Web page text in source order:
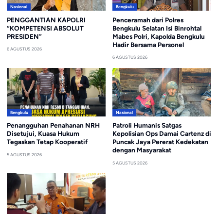
Nasional
PENGGANTIAN KAPOLRI
“KOMPETENSI ABSOLUT
PRESIDEN”
6 AGUSTUS 2026
Bengkulu
Penceramah dari Polres
Bengkulu Selatan Isi Binrohtal
Mabes Polri, Kapolda Bengkulu
Hadir Bersama Personel
6 AGUSTUS 2026
Bengkulu
Penangguhan Penahanan NRH
Disetujui, Kuasa Hukum
Tegaskan Tetap Kooperatif
5 AGUSTUS 2026
Nasional
Patroli Humanis Satgas
Kepolisian Ops Damai Cartenz di
Puncak Jaya Pererat Kedekatan
dengan Masyarakat
5 AGUSTUS 2026